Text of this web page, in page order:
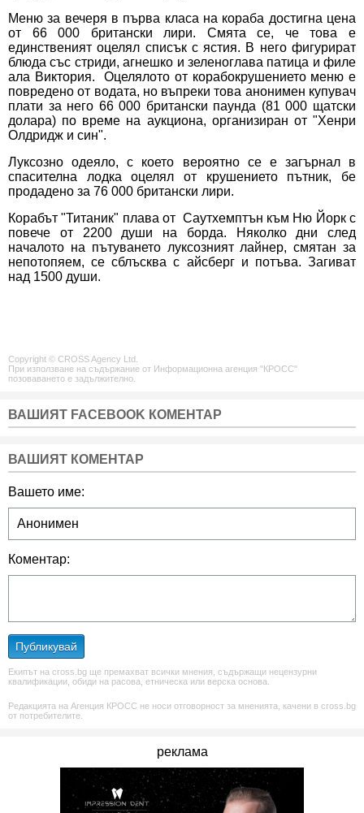
Меню за вечеря в първа класа на кораба достигна цена
от 66 000 британски лири. Смята се, че това е
единственият оцелял списък с ястия. В него фигурират
блюда със стриди, агнешко и зеленоглава патица и филе
ала Виктория. Оцелялото от корабокрушението меню е
повредено от водата, но въпреки това анонимен купувач
плати за него 66 000 британски паунда (81 000 щатски
долара) по време на аукциона, организиран от "Хенри
Олдридж и син".
Луксозно одеяло, с което вероятно се е загърнал в
спасителна лодка оцелял от крушението пътник, бе
продадено за 76 000 британски лири.
Корабът "Титаник" плава от Саутхемптън към Ню Йорк с
повече от 2200 души на борда. Няколко дни след
началото на пътуването луксозният лайнер, смятан за
непотопяем, се сблъсква с айсберг и потъва. Загиват
над 1500 души.
Copyright © CROSS Agency Ltd.
При използване на съдържание от Информационна агенция "КРОСС"
позоваването е задължително.
ВАШИЯТ FACEBOOK КОМЕНТАР
ВАШИЯТ КОМЕНТАР
Вашето име:
Коментар:
Публикувай
Екипът на cross.bg ще премахват всички мнения, съдържащи нецензурни
квалификации, обиди на расова, етническа или верска основа.
Редакцията на Агенция КРОСС не носи отговорност за мненията, качени в cross.bg
от потребителите.
реклама